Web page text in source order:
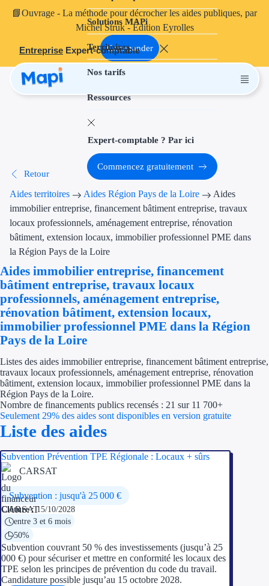
📘Ouvrage - La méthode pour décrocher les aides publiques, par
Michel Struk - Édition Eyrolles
Commander
Entreprise Expert-comptable
Solutions MAPi
Territoires
Nos tarifs
Ressources
Projets finançables
Aides à
Aides
Thématiques
Financement
Transition
Aides RSE
Étapes de vie
Création
Cession
Entreprise en
Concours
Réduction des
Expert-comptable ? Par ici
Commencez gratuitement
Retour
Aides territoires Aides Région Pays de la Loire
Aides
immobilier entreprise, financement bâtiment entreprise, travaux
locaux professionnels, aménagement entreprise, rénovation
bâtiment, extension locaux, immobilier professionnel PME dans
la Région Pays de la Loire
Aides immobilier entreprise, financement
bâtiment entreprise, travaux locaux
professionnels, aménagement entreprise,
rénovation bâtiment, extension locaux,
immobilier professionnel PME dans la Région
Pays de la Loire
Listes des aides immobilier entreprise, financement bâtiment entreprise,
travaux locaux professionnels, aménagement entreprise, rénovation
bâtiment, extension locaux, immobilier professionnel PME dans la
Région Pays de la Loire.
Nombre de financements publics recensés : 21 sur 11 700+
Seulement 29% des aides sont disponibles en version gratuite
Liste des aides
Subvention Prévention TPE Régionale : Locaux + sûrs
CARSAT
Subvention : jusqu'à 25 000 €
Clôture :15/10/2028
entre 3 et 6 mois
50%
Subvention couvrant 50 % des investissements (jusqu’à 25
000 €) pour sécuriser et mettre en conformité les locaux des
TPE selon les principes de prévention du code du travail.
Candidature possible jusqu’au 15 octobre 2028.